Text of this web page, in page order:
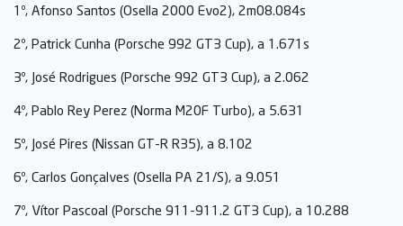
1º, Afonso Santos (Osella 2000 Evo2), 2m08.084s
2º, Patrick Cunha (Porsche 992 GT3 Cup), a 1.671s
3º, José Rodrigues (Porsche 992 GT3 Cup), a 2.062
4º, Pablo Rey Perez (Norma M20F Turbo), a 5.631
5º, José Pires (Nissan GT-R R35), a 8.102
6º, Carlos Gonçalves (Osella PA 21/S), a 9.051
7º, Vítor Pascoal (Porsche 911-911.2 GT3 Cup), a 10.288